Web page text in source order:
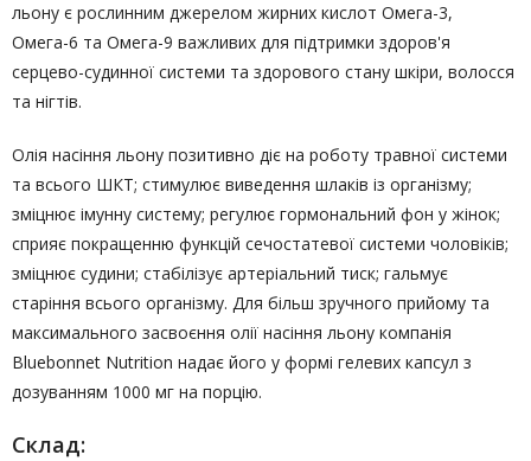
льону є рослинним джерелом жирних кислот Омега-3,
Омега-6 та Омега-9 важливих для підтримки здоров'я
серцево-судинної системи та здорового стану шкіри, волосся
та нігтів.
Олія насіння льону позитивно діє на роботу травної системи
та всього ШКТ; стимулює виведення шлаків із організму;
зміцнює імунну систему; регулює гормональний фон у жінок;
сприяє покращенню функцій сечостатевої системи чоловіків;
зміцнює судини; стабілізує артеріальний тиск; гальмує
старіння всього організму. Для більш зручного прийому та
максимального засвоєння олії насіння льону компанія
Bluebonnet Nutrition надає його у формі гелевих капсул з
дозуванням 1000 мг на порцію.
Склад: